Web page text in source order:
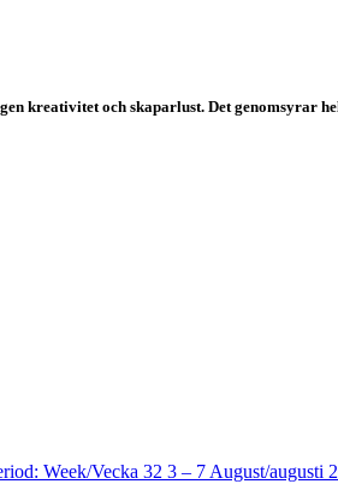
kreativitet och skaparlust. Det genomsyrar
Week/Vecka 32 3 – 7 August/